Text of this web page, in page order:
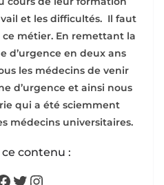
et les difficultés. Il faut
ce métier. En remettant la
d’urgence en deux ans
les médecins de venir
d’urgence et ainsi nous
qui a été sciemment
médecins universitaires.
contenu :
Twitter
Instagram